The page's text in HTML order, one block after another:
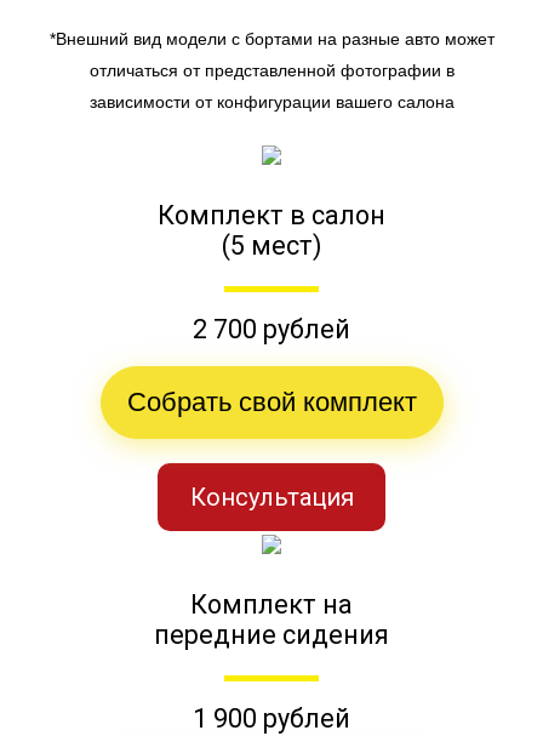
*Внешний вид модели с бортами на разные авто может
отличаться от представленной фотографии в
зависимости от конфигурации вашего салона
Комплект в салон
(5 мест)
2 700 рублей
Собрать свой комплект
Консультация
Комплект на
передние сидения
1 900 рублей